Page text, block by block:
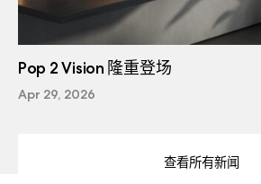
Pop 2 Vision 隆重登场
Apr 29, 2026
查看所有新闻